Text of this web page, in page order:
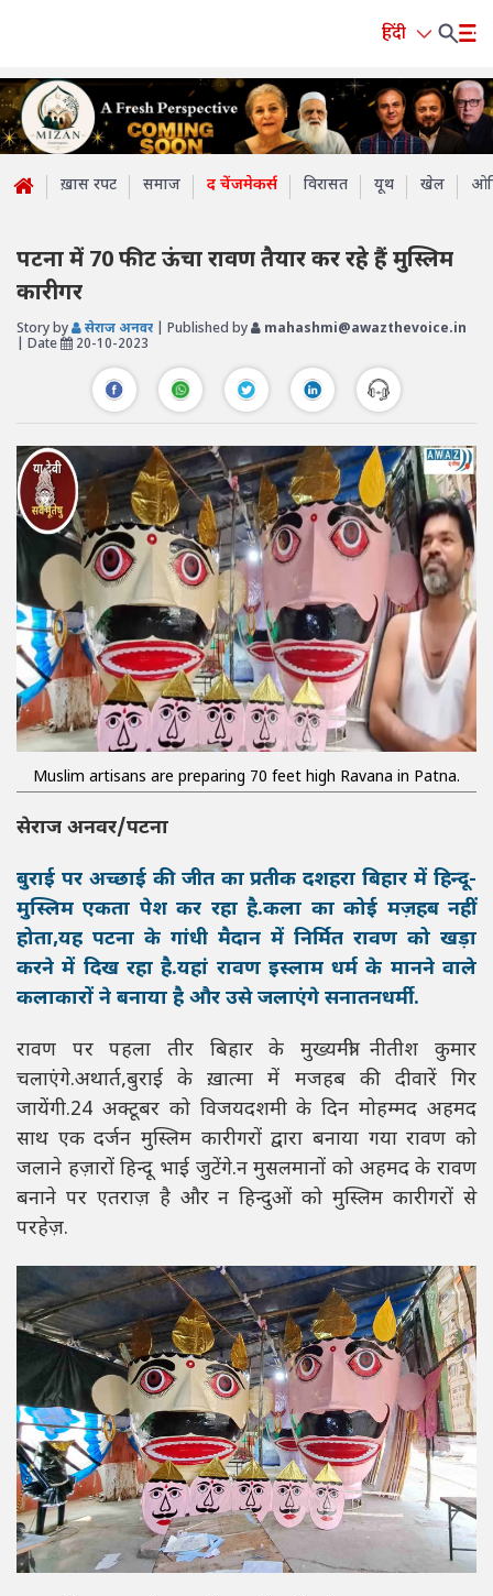
हिंदी
ख़ास रपट समाज द चेंजमेकर्स विरासत यूथ खेल
पटना में 70 फीट ऊंचा रावण तैयार कर रहे हैं मुस्लिम
कारीगर
Story by सेराज अनवर | Published by
mahashmi@awazthevoice.in
| Date
20-10-2023
Muslim artisans are preparing 70 feet high Ravana in Patna.
सेराज अनवर/पटना
बुराई पर अच्छाई की जीत का प्रतीक दशहरा बिहार में हिन्दू-
मुस्लिम एकता पेश कर रहा है.कला का कोई मज़हब नहीं
होता,यह पटना के गांधी मैदान में निर्मित रावण को खड़ा
करने में दिख रहा है.यहां रावण इस्लाम धर्म के मानने वाले
कलाकारों ने बनाया है और उसे जलाएंगे सनातनधर्मी.
रावण पर पहला तीर बिहार के मुख्यमंत्री नीतीश कुमार
चलाएंगे.अथार्त,बुराई के ख़ात्मा में मजहब की दीवारें गिर
जायेंगी.24 अक्टूबर को विजयदशमी के दिन मोहम्मद अहमद
साथ एक दर्जन मुस्लिम कारीगरों द्वारा बनाया गया रावण को
जलाने हज़ारों हिन्दू भाई जुटेंगे.न मुसलमानों को अहमद के रावण
बनाने पर एतराज़ है और न हिन्दुओं को मुस्लिम कारीगरों से
परहेज़.